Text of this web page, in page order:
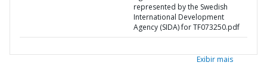
represented by the Swedish
International Development
Agency (SIDA) for TF073250.pdf
Exibir mais